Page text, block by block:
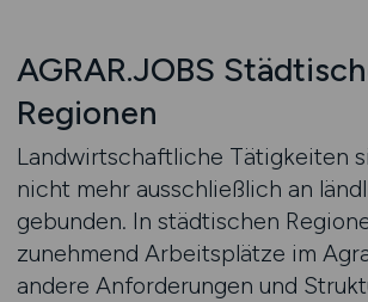
AGRAR.JOBS
Regionen
Landwirtschaftliche Tätigkeiten
nicht mehr ausschließlich an
gebunden. In städtischen
zunehmend Arbeitsplätze im
andere Anforderungen und